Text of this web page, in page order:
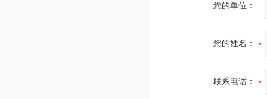
您的单位：
您的姓名：
联系电话：